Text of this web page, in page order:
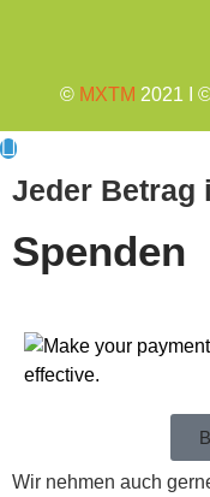
© MXTM 2021 I
Jeder Betrag
Spenden
Wir nehmen auch